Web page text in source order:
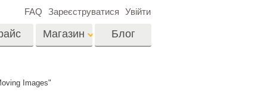
Магазин Блог
FAQ Зареєструватися Увійти
Images"